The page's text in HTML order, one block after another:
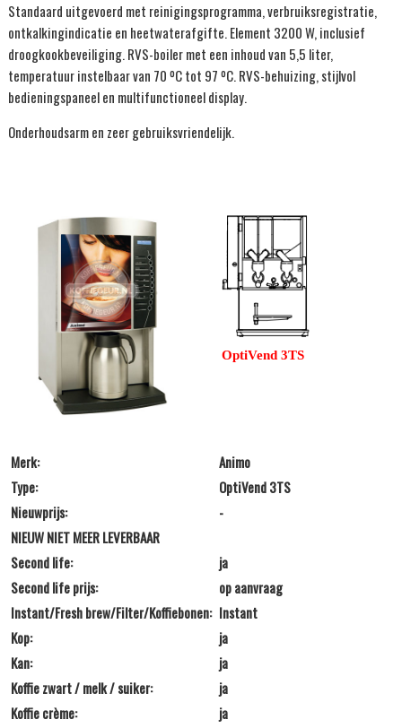
Standaard uitgevoerd met reinigingsprogramma, verbruiksregistratie,
ontkalkingindicatie en heetwaterafgifte. Element 3200 W, inclusief
droogkookbeveiliging. RVS-boiler met een inhoud van 5,5 liter,
temperatuur instelbaar van 70 ºC tot 97 ºC. RVS-behuizing, stijlvol
bedieningspaneel en multifunctioneel display.
Onderhoudsarm en zeer gebruiksvriendelijk.
OptiVend 3TS
Merk:
Animo
Type:
OptiVend 3TS
Nieuwprijs:
-
NIEUW NIET MEER LEVERBAAR
Second life:
ja
Second life prijs:
op aanvraag
Instant/Fresh brew/Filter/Koffiebonen: Instant
Kop:
ja
Kan:
ja
Koffie zwart / melk / suiker:
ja
Koffie crème:
ja